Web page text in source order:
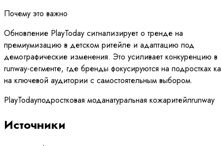
Почему это важно
Обновление PlayToday сигнализирует о тренде на
премиумизацию в детском ритейле и адаптацию под
демографические изменения. Это усиливает конкуренцию в
runway-сегменте, где бренды фокусируются на подростках
на ключевой аудитории с самостоятельным выбором.
PlayTodayподростковая моданатуральная кожаритейлrunway
Источники